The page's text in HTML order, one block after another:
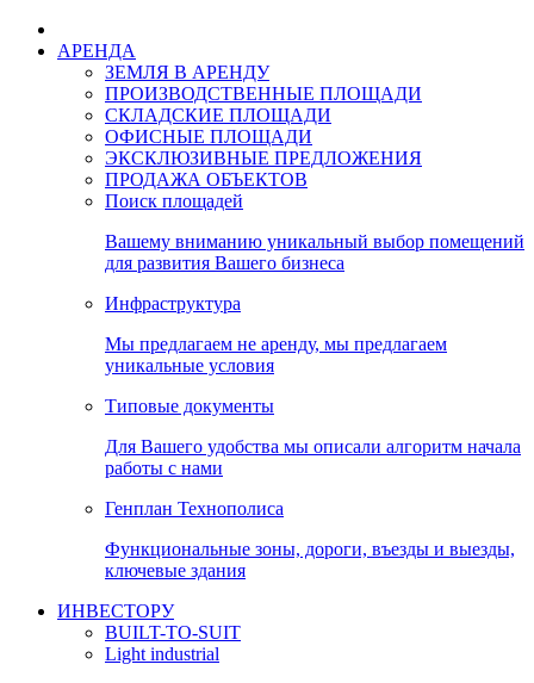
АРЕНДА
ЗЕМЛЯ В АРЕНДУ
ПРОИЗВОДСТВЕННЫЕ ПЛОЩАДИ
СКЛАДСКИЕ ПЛОЩАДИ
ОФИСНЫЕ ПЛОЩАДИ
ЭКСКЛЮЗИВНЫЕ ПРЕДЛОЖЕНИЯ
ПРОДАЖА ОБЪЕКТОВ
Поиск площадей
Вашему вниманию уникальный выбор помещений
для развития Вашего бизнеса
Инфраструктура
Мы предлагаем не аренду, мы предлагаем
уникальные условия
Типовые документы
Для Вашего удобства мы описали алгоритм начала
работы с нами
Генплан Технополиса
Функциональные зоны, дороги, въезды и выезды,
ключевые здания
ИНВЕСТОРУ
BUILT-TO-SUIT
Light industrial